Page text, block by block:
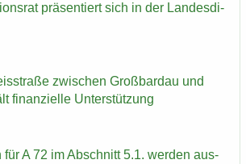
prä­sen­tiert sich in der Lan­des­di­
zwi­schen Groß­bardau und
fi­nan­zi­el­le Un­ter­stüt­zung
für A 72 im Ab­schnitt 5.1. wer­den aus­